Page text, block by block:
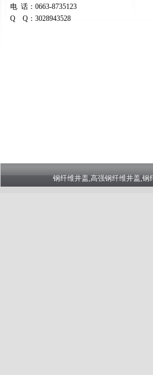
电 话：0663-8735123
Q Q：3028943528
钢纤维井盖,高强钢纤维井盖,